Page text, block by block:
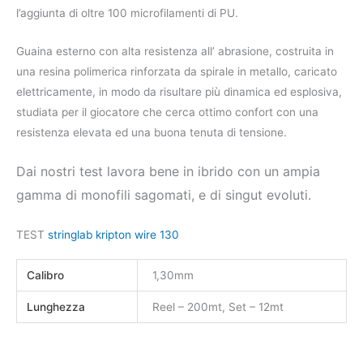
l’aggiunta di oltre 100 microfilamenti di PU.
Guaina esterno con alta resistenza all’ abrasione, costruita in
una resina polimerica rinforzata da spirale in metallo, caricato
elettricamente, in modo da risultare più dinamica ed esplosiva,
studiata per il giocatore che cerca ottimo confort con una
resistenza elevata ed una buona tenuta di tensione.
Dai nostri test lavora bene in ibrido con un ampia
gamma di monofili sagomati, e di singut evoluti.
TEST stringlab kripton wire 130
Calibro 1,30mm
Lunghezza Reel – 200mt, Set – 12mt